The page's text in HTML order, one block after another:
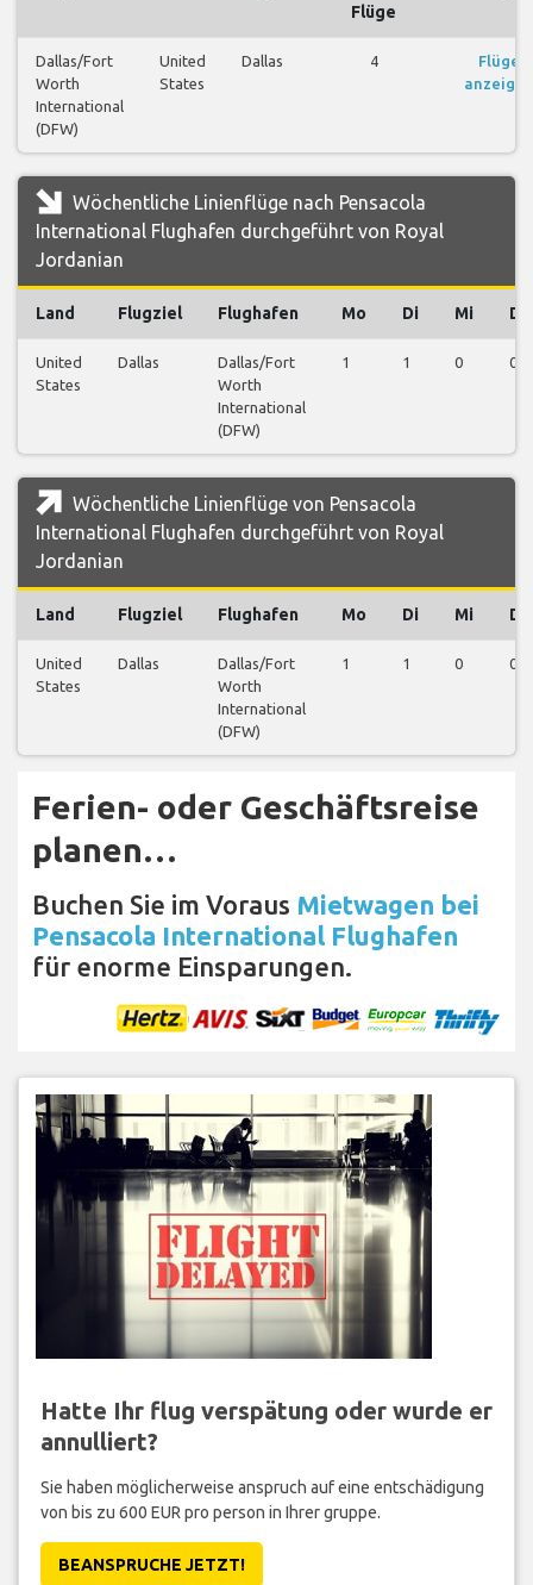
Flüge
Dallas/Fort
Worth
International
(DFW)
United
States
Dallas 4
Flüge
anzeigen
Wöchentliche Linienflüge nach Pensacola
International Flughafen durchgeführt von Royal
Jordanian
Land Flugziel Flughafen Mo Di Mi Do
United
States
Dallas
Dallas/Fort
Worth
International
(DFW)
1 1 0 0
Wöchentliche Linienflüge von Pensacola
International Flughafen durchgeführt von Royal
Jordanian
Land Flugziel Flughafen Mo Di Mi Do
United
States
Dallas
Dallas/Fort
Worth
International
(DFW)
1 1 0 0
Ferien- oder Geschäftsreise
planen…
Buchen Sie im Voraus Mietwagen bei
Pensacola International Flughafen
für enorme Einsparungen.
Hatte Ihr flug verspätung oder wurde er
annulliert?
Sie haben möglicherweise anspruch auf eine entschädigung
von bis zu 600 EUR pro person in Ihrer gruppe.
BEANSPRUCHE JETZT!